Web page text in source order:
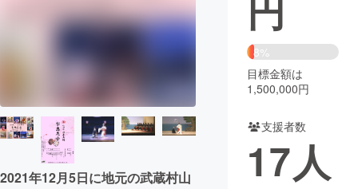
CAMPFIRE for Social Good CAMPFIRE Creation
CAMPFIREふるさと納税
コミュニティ
2021年12月5日に地元の武蔵村山
8%
目標金額は
1,500,000円
支援者数
17人